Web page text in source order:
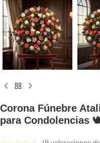
Corona Fúnebre
para Condolencias